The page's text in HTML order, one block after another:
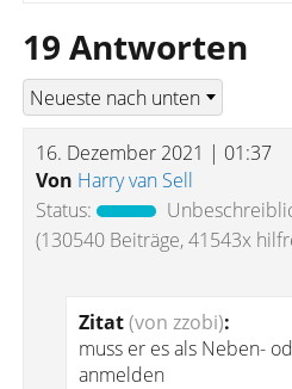
19 Antworten
16. Dezember 2021 | 01:37
Von Harry van Sell
Status:
(130540 Beiträge, 41543x
Zitat(von zzobi):
muss er es als Neben-
anmelden